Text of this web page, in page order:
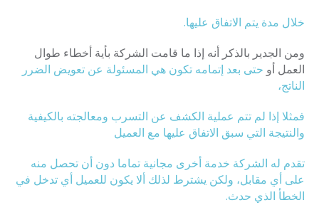
خلال مدة يتم الاتفاق عليها.
ومن الجدير بالذكر أنه إذا ما قامت الشركة بأية أخطاء طوال
العمل أو حتى بعد إتمامه تكون هي المسئولة عن تعويض الضرر
الناتج،
فمثلا إذا لم تتم عملية الكشف عن التسرب ومعالجته بالكيفية
والنتيجة التي سبق الاتفاق عليها مع العميل
تقدم له الشركة خدمة أخرى مجانية تماما دون أن تحصل منه
على أي مقابل، ولكن يشترط لذلك ألا يكون للعميل أي تدخل في
الخطأ الذي حدث.